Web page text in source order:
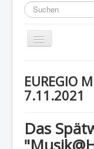
Suchen
...
Navigation
an/aus
H A U P T M E N
KULTUR
EUREGIO
7.11.2021
Das